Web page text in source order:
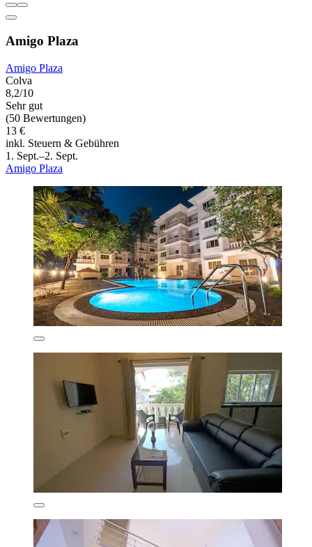
Amigo Plaza
Amigo Plaza
Colva
8,2/10
Sehr gut
(50 Bewertungen)
13 €
inkl. Steuern & Gebühren
1. Sept.–2. Sept.
Amigo Plaza